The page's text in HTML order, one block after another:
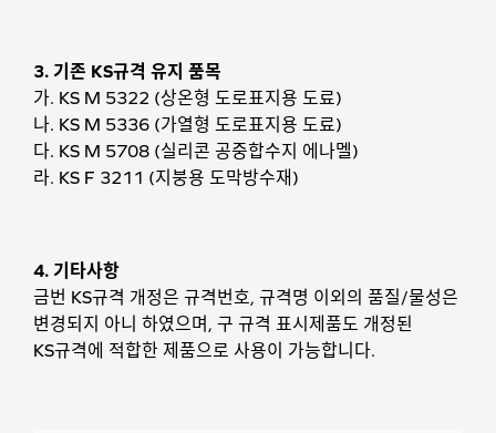
3. 기존 KS규격 유지 품목
가. KS M 5322 (상온형 도로표지용 도료)
나. KS M 5336 (가열형 도로표지용 도료)
다. KS M 5708 (실리콘 공중합수지 에나멜)
라. KS F 3211 (지붕용 도막방수재)
4. 기타사항
금번 KS규격 개정은 규격번호, 규격명 이외의 품질/물성은
변경되지 아니 하였으며, 구 규격 표시제품도 개정된
KS규격에 적합한 제품으로 사용이 가능합니다.